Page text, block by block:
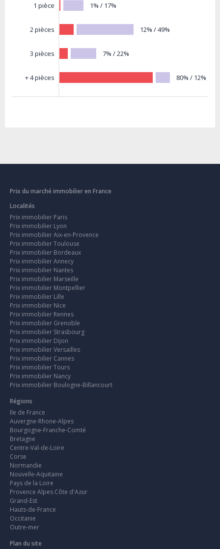
1 pièce
2 pièces
3 pièces
+ 4 pièces
1% / 17%
12% / 49%
7% / 22%
80% / 12%
Prix du marché immobilier en France
Localités
Prix immobilier Paris
Prix immobilier Lyon
Prix immobilier Aix-en-Provence
Prix immobilier Toulouse
Prix immobilier Bordeaux
Prix immobilier Annecy
Prix immobilier Nantes
Prix immobilier Marseille
Prix immobilier Montpellier
Prix immobilier Lille
Prix immobilier Nice
Prix immobilier Rennes
Prix immobilier Grenoble
Prix immobilier Strasbourg
Prix immobilier Dijon
Prix immobilier Versailles
Prix immobilier Cannes
Prix immobilier Tours
Prix immobilier Nancy
Prix immobilier Boulogne-Billancourt
Régions
Ile de France
Auvergne-Rhone-Alpes
Bourgogne-Franche-Comté
Bretagne
Centre-Val-de-Loire
Corse
Normandie
Nouvelle-Aquitaine
Pays de la Loire
Provence Alpes Côte d'Azur
Grand-Est
Hauts-de-France
Occitanie
Outre-mer
Plan du site